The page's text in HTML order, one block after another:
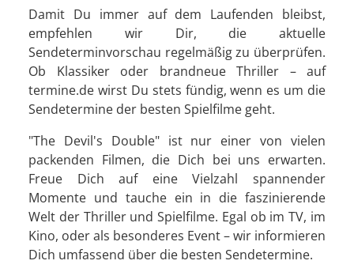
Damit Du immer auf dem Laufenden bleibst,
empfehlen wir Dir, die aktuelle
Sendeterminvorschau regelmäßig zu überprüfen.
Ob Klassiker oder brandneue Thriller – auf
termine.de wirst Du stets fündig, wenn es um die
Sendetermine der besten Spielfilme geht.
"The Devil's Double" ist nur einer von vielen
packenden Filmen, die Dich bei uns erwarten.
Freue Dich auf eine Vielzahl spannender
Momente und tauche ein in die faszinierende
Welt der Thriller und Spielfilme. Egal ob im TV, im
Kino, oder als besonderes Event – wir informieren
Dich umfassend über die besten Sendetermine.